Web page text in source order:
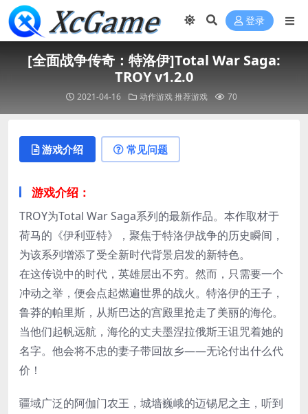
登录
[全面战争传奇：特洛伊]Total War Saga:
TROY v1.2.0
2021-04-16 动作游戏 推荐游戏 70
游戏介绍 常见问题
游戏介绍：
TROY为Total War Saga系列的最新作品。本作取材于
荷马的《伊利亚特》，聚焦于特洛伊战争的历史瞬间，
为该系列增添了受全新时代背景启发的新特色。
在这传说中的时代，英雄层出不穷。然而，只需要一个
冲动之举，便会点起燃遍世界的战火。特洛伊的王子，
鲁莽的帕里斯，从斯巴达的宫殿里抢走了美丽的海伦。
当他们起帆远航，海伦的丈夫墨涅拉俄斯王诅咒着她的
名字。他会将不忠的妻子带回故乡——无论付出什么代
价！
疆域广泛的阿伽门农王，城墙巍峨的迈锡尼之主，听到